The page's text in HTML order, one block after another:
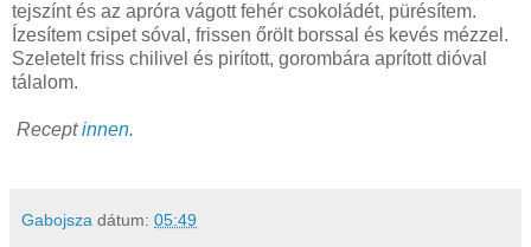
tejszínt és az apróra vágott fehér csokoládét, pürésítem.
Ízesítem csipet sóval, frissen őrölt borssal és kevés mézzel.
Szeletelt friss chilivel és pirított, gorombára aprított dióval
tálalom.
Receptinnen.
Gabojsza dátum: 05:49